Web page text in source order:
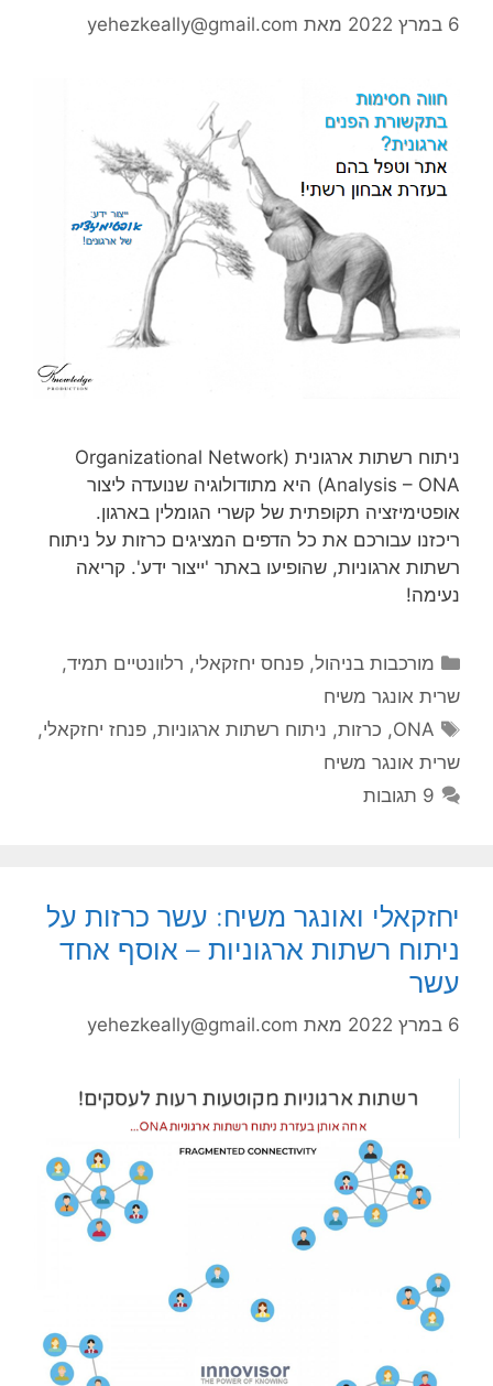
6 במרץ 2022 מאת yehezkeally@gmail.com
ניתוח רשתות ארגונית (Organizational Network
Analysis – ONA) היא מתודולוגיה שנועדה ליצור
אופטימיזציה תקופתית של קשרי הגומלין בארגון.
ריכזנו עבורכם את כל הדפים המציגים כרזות על ניתוח
רשתות ארגוניות, שהופיעו באתר 'ייצור ידע'. קריאה
נעימה!
קטגוריות
מורכבות בניהול,פנחס יחזקאלי, רלוונטיים תמיד,
שרית אונגר משיח
תגיות
ONA
, כרזות, ניתוח רשתות ארגוניות,פנחז יחזקאלי,
שרית אונגר משיח
9 תגובות
יחזקאלי ואונגר משיח: עשר כרזות על
ניתוח רשתות ארגוניות – אוסף אחד
עשר
6 במרץ 2022 מאת yehezkeally@gmail.com